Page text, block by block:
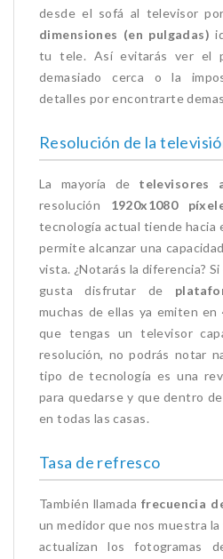
desde el sofá al televisor
dimensiones (en pulgadas)
tu tele. Así evitarás ver el
demasiado cerca o la
detalles por encontrarte
Resolución de la
La mayoría de televisores
resolución 1920x1080
tecnología actual tiende hacia
permite alcanzar una
vista. ¿Notarás la diferencia?
gusta disfrutar de
muchas de ellas ya emiten
que tengas un televisor
resolución, no podrás notar
tipo de tecnología es una
para quedarse y que dentro
en todas las casas.
Tasa de refresco
También llamadafrecuencia
un medidor que nos muestra
actualizan los fotogramas